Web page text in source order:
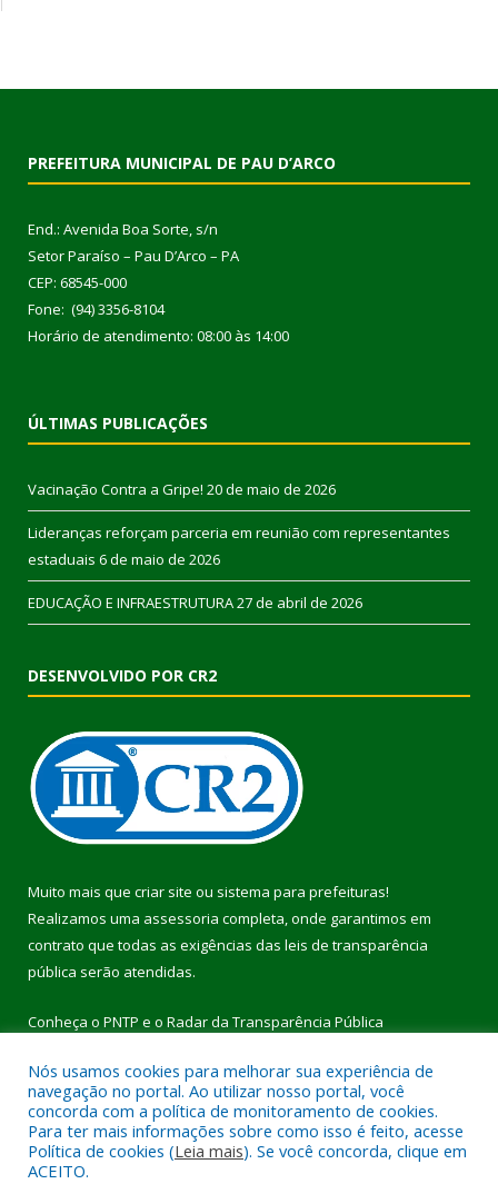
PREFEITURA MUNICIPAL DE PAU D’ARCO
End.: Avenida Boa Sorte, s/n
Setor Paraíso – Pau D’Arco – PA
CEP: 68545-000
Fone: (94) 3356-8104
Horário de atendimento: 08:00 às 14:00
ÚLTIMAS PUBLICAÇÕES
Vacinação Contra a Gripe! 20 de maio de 2026
Lideranças reforçam parceria em reunião com representantes
estaduais 6 de maio de 2026
EDUCAÇÃO E INFRAESTRUTURA27 de abril de 2026
DESENVOLVIDO POR CR2
Muito mais que criar site ou sistema para prefeituras!
Realizamos uma assessoria completa, onde garantimos em
contrato que todas as exigências das leis de transparência
pública serão atendidas.
Conheça o PNTP e o Radar da Transparência Pública
Todos os direitos reservados a Prefeitura Municipal de Pau
D’Arco.
Nós usamos cookies para melhorar sua experiência de
navegação no portal. Ao utilizar nosso portal, você
concorda com a política de monitoramento de cookies.
Para ter mais informações sobre como isso é feito, acesse
Política de cookies (Leia mais). Se você concorda, clique em
ACEITO.